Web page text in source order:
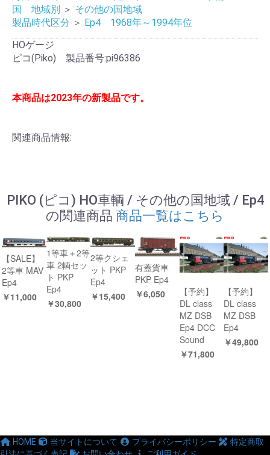
国 地域別 ＞ その他の国地域
製品時代区分 ＞ Ep4 1968年～1994年位
HOゲージ
ピコ(Piko) 製品番号:pi96386
本商品は2023年の新製品です。
関連商品情報:
PIKO (ピコ) HO車輌 / その他の国地域 / Ep4
の関連商品 商品一覧はこちら
【SALE】
2等車 MAV
Ep4
￥11,000
1等車＋2等
車 2輌セッ
ト PKP
Ep4
￥30,800
2等クシェ
ット PKP
Ep4
￥15,400
有蓋貨車
PKP Ep4
￥6,050
【予約】
DL class
MZ DSB
Ep4 DCC
Sound
￥71,800
【予約】
DL class
MZ DSB
Ep4
￥49,800
HOME 当サイトについて プライバシーポリシー
特定商取